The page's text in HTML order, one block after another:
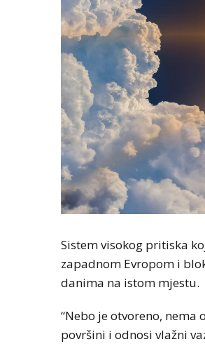
Sistem visokog pritiska
zapadnom Evropom i
danima na istom mjestu.
“Nebo je otvoreno,
površini i odnosi vlažni